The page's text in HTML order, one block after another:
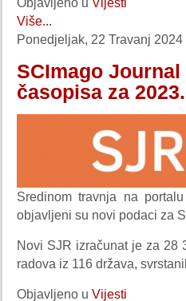
Više...
Ponedjeljak, 22 Travanj 2024
SCImago
časopisa za
Sredinom travnja na portalu
objavljeni su novi podaci za
Novi SJR izračunat je za 28
radova iz 116 država,
Objavljeno u Vijesti